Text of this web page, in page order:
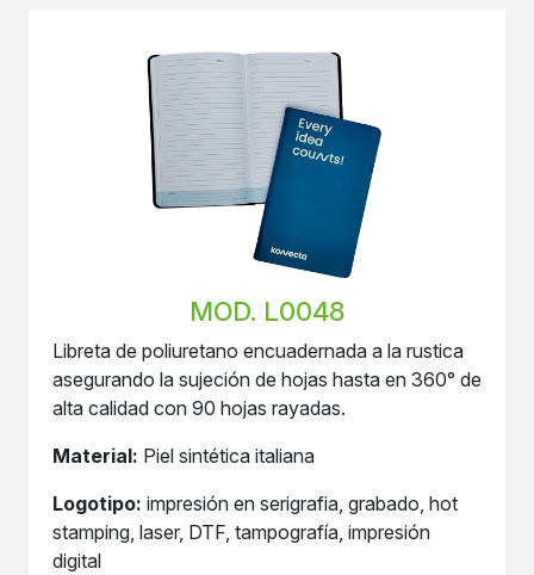
MOD. L0048
Libreta de poliuretano encuadernada a la rustica
asegurando la sujeción de hojas hasta en 360° de
alta calidad con 90 hojas rayadas.
Material: Piel sintética italiana
Logotipo: impresión en serigrafia, grabado, hot
stamping, laser, DTF, tampografía, impresión
digital